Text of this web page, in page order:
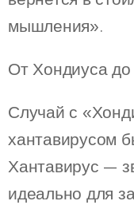
мышления».
От Хондиуса
Случай с
хантавирусом
Хантавирус —
идеально для